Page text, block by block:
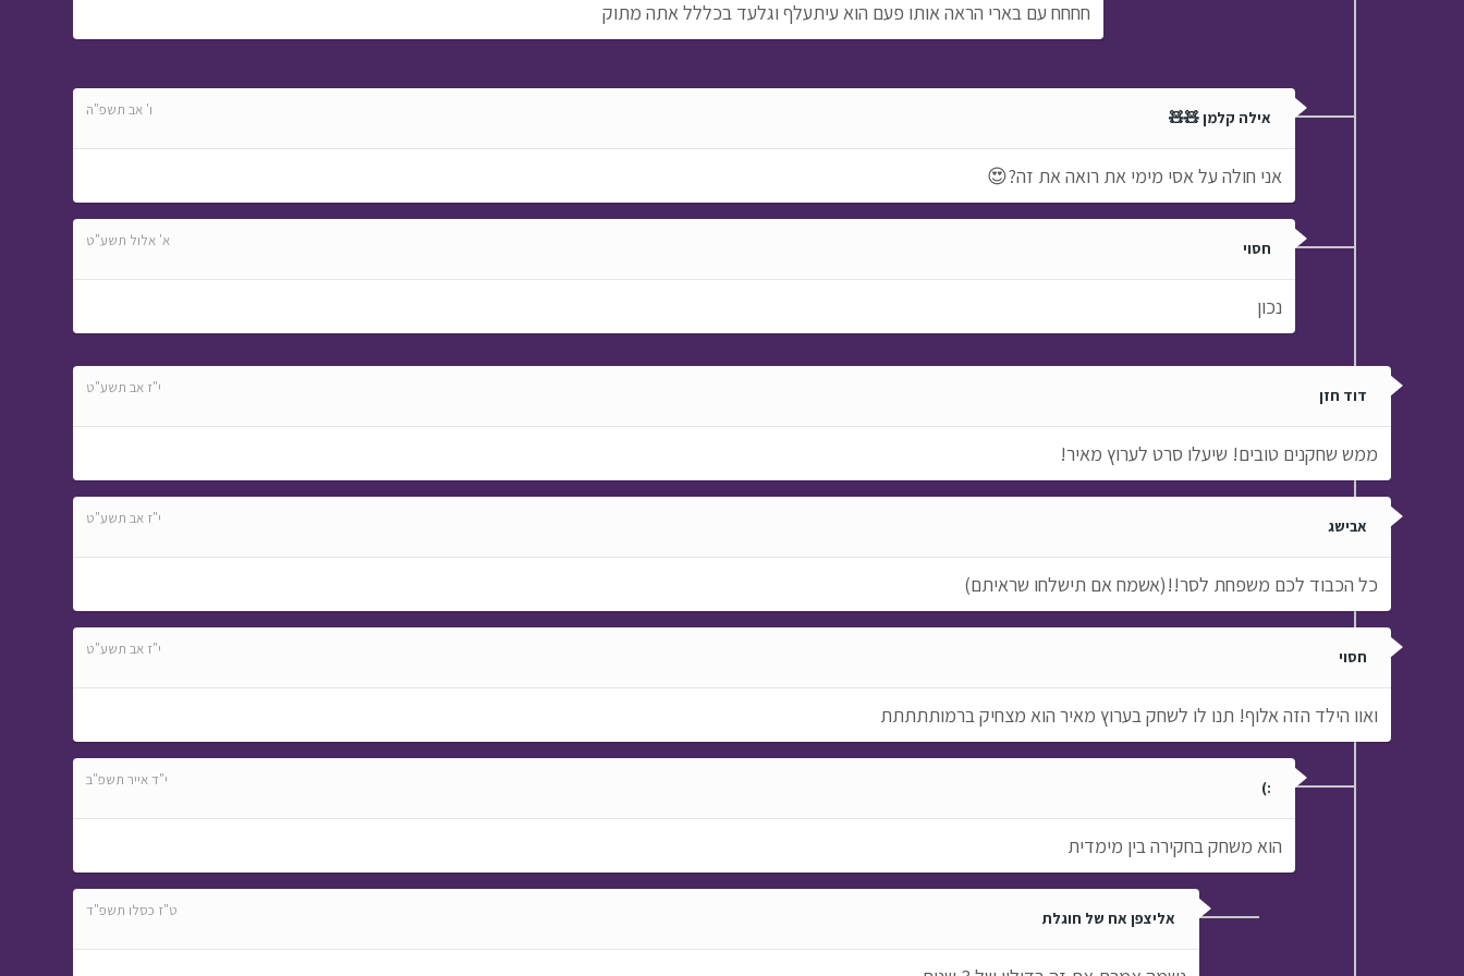
חחחח עם בארי הראה אותו פעם הוא עיתעלף וגלעד בכללל אתה מתוק
אילה קלמן 🧸🧸 ו' אב תשפ"ה
אני חולה על אסי מימי את רואה את זה?😍
חסוי א' אלול תשע"ט
נכון
דוד חזן י"ז אב תשע"ט
ממש שחקנים טובים! שיעלו סרט לערוץ מאיר!
אבישג י"ז אב תשע"ט
כל הכבוד לכם משפחת לסר!!(אשמח אם תישלחו שראיתם)
חסוי י"ז אב תשע"ט
ואוו הילד הזה אלוף! תנו לו לשחק בערוץ מאיר הוא מצחיק ברמותתתתת
:) י"ד אייר תשפ"ב
הוא משחק בחקירה בין מימדית
אליצפן אח של חוגלת ט"ז כסלו תשפ"ד